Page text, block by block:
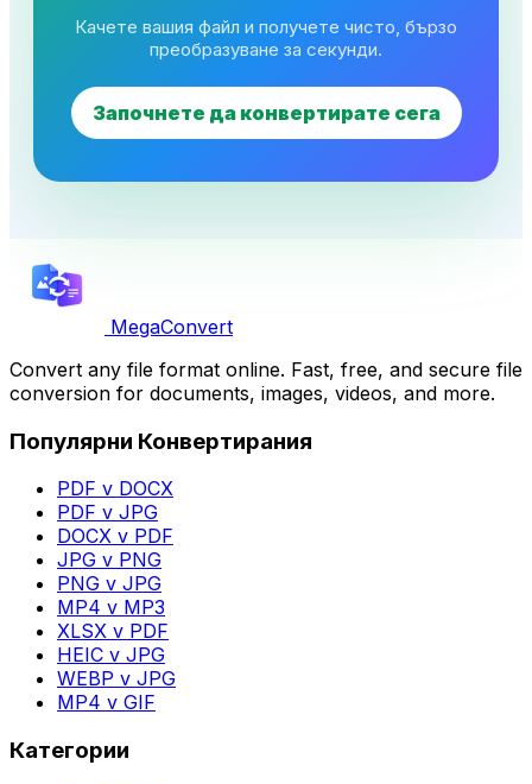
Качете вашия файл и получете чисто, бързо
преобразуване за секунди.
Започнете да конвертирате сега
MegaConvert
Convert any file format online. Fast, free, and secure file
conversion for documents, images, videos, and more.
Популярни Конвертирания
PDF v DOCX
PDF v JPG
DOCX v PDF
JPG v PNG
PNG v JPG
MP4 v MP3
XLSX v PDF
HEIC v JPG
WEBP v JPG
MP4 v GIF
Категории